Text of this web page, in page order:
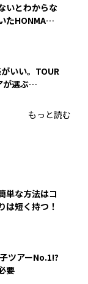
いとわからな
たHONMA
いい。TOUR
が選ぶ
もっと読む
単な方法はコ
短く持つ！
ツアーNo.1!?
要